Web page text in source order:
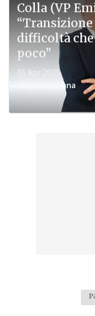
Colla (VP
“Transizione
difficoltà
poco”
15 Apr 2025
Franco Canna